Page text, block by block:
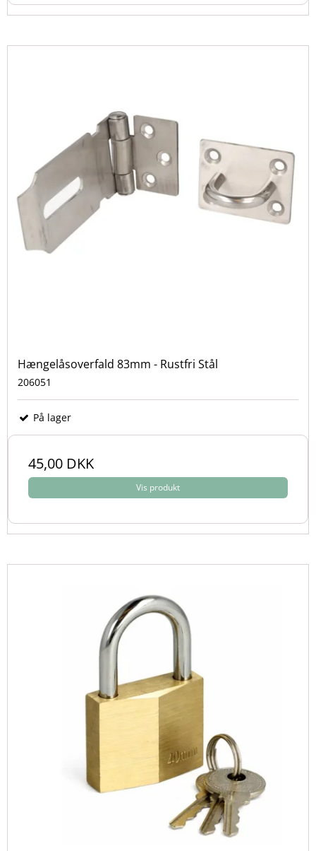
Hængelåsoverfald 83mm - Rustfri Stål
206051
På lager
45,00 DKK
Vis produkt